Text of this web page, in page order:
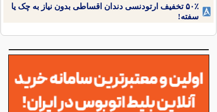
۵۰٪ تخفیف ارتودنسی دندان اقساطی بدون نیاز به چک یا
سفته!